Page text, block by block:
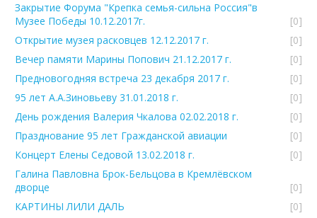
Закрытие Форума "Крепка семья-сильна Россия"в
Музее Победы 10.12.2017г.
[0]
Открытие музея расковцев 12.12.2017 г.
[0]
Вечер памяти Марины Попович 21.12.2017 г.
[0]
Предновогодняя встреча 23 декабря 2017 г.
[0]
95 лет А.А.Зиновьеву 31.01.2018 г.
[0]
День рождения Валерия Чкалова 02.02.2018 г.
[0]
Празднование 95 лет Гражданской авиации
[0]
Концерт Елены Седовой 13.02.2018 г.
[0]
Галина Павловна Брок-Бельцова в Кремлёвском
дворце
[0]
КАРТИНЫ ЛИЛИ ДАЛЬ
[0]